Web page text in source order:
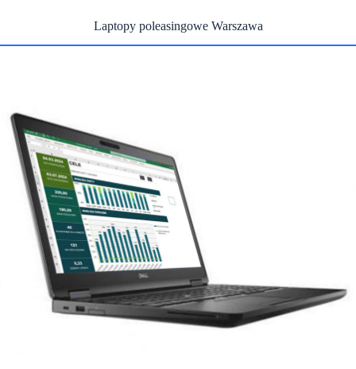
Laptopy poleasingowe Warszawa